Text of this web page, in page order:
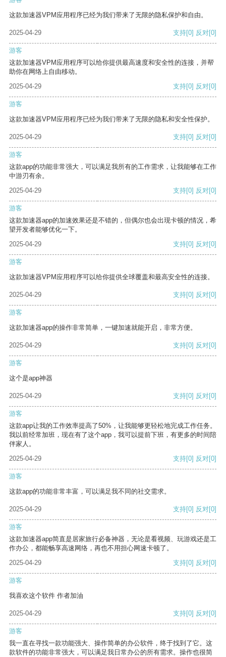
这款加速器VPM应用程序已经为我们带来了无限的隐私保护和自由。
2025-04-29 支持[0] 反对[0]
游客
这款加速器VPM应用程序可以给你提供最高速度和安全性的连接，并帮
助你在网络上自由移动。
2025-04-29
支持[0] 反对[0]
游客
这款加速器VPM应用程序已经为我们带来了无限的隐私和安全性保护。
2025-04-29 支持[0] 反对[0]
游客
这款app的功能非常强大，可以满足我所有的工作需求，让我能够在工作
中游刃有余。
2025-04-29
支持[0] 反对[0]
游客
这款加速器app的加速效果还是不错的，但偶尔也会出现卡顿的情况，希
望开发者能够优化一下。
2025-04-29
支持[0] 反对[0]
游客
这款加速器VPM应用程序可以给你提供全球覆盖和最高安全性的连接。
2025-04-29 支持[0] 反对[0]
游客
这款加速器app的操作非常简单，一键加速就能开启，非常方便。
2025-04-29 支持[0] 反对[0]
游客
这个是app神器
2025-04-29 支持[0] 反对[0]
游客
这款app让我的工作效率提高了50%，让我能够更轻松地完成工作任务。
我以前经常加班，现在有了这个app，我可以提前下班，有更多的时间陪
伴家人。
2025-04-29
支持[0] 反对[0]
游客
这款app的功能非常丰富，可以满足我不同的社交需求。
2025-04-29 支持[0] 反对[0]
游客
这款加速器app简直是居家旅行必备神器，无论是看视频、玩游戏还是工
作办公，都能畅享高速网络，再也不用担心网速卡顿了。
2025-04-29
支持[0] 反对[0]
游客
我喜欢这个软件 作者加油
2025-04-29 支持[0] 反对[0]
游客
我一直在寻找一款功能强大、操作简单的办公软件，终于找到了它。这
款软件的功能非常强大，可以满足我日常办公的所有需求。操作也很简